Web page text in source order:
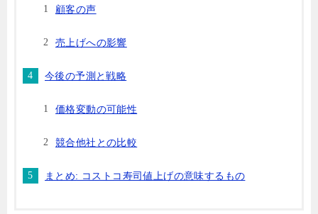
顧客の声
売上げへの影響
今後の予測と戦略
価格変動の可能性
競合他社との比較
まとめ: コストコ寿司値上げの意味するもの